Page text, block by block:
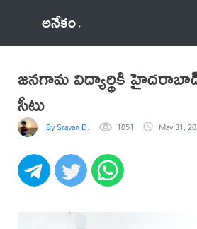
అనేకం
జనగామ విద్యార్థికి
సీటు
By Sravan D. 1051 May 31,